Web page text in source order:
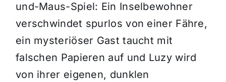
und-Maus-Spiel: Ein Inselbewohner
verschwindet spurlos von einer Fähre,
ein mysteriöser Gast taucht mit
falschen Papieren auf und Luzy wird
von ihrer eigenen, dunklen